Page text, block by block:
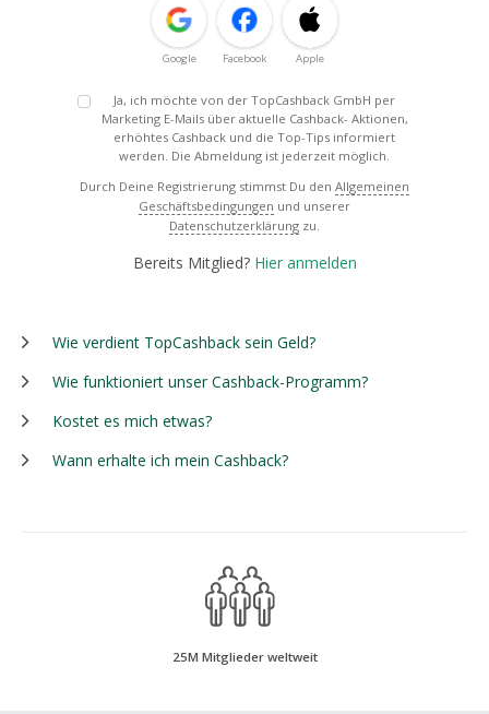
Google Facebook Apple
Ja, ich möchte von der TopCashback GmbH per
Marketing E-Mails über aktuelle Cashback- Aktionen,
erhöhtes Cashback und die Top-Tips informiert
werden. Die Abmeldung ist jederzeit möglich.
Durch Deine Registrierung stimmst Du den Allgemeinen
Geschäftsbedingungen und unserer
Datenschutzerklärung zu.
Bereits Mitglied? Hier anmelden
Wie verdient TopCashback sein Geld?
Wie funktioniert unser Cashback-Programm?
Kostet es mich etwas?
Wann erhalte ich mein Cashback?
25M Mitglieder weltweit